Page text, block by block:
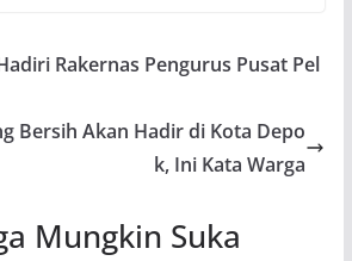
Rakernas Pengurus Pusat Pel
Bersih Akan Hadir di Kota Depo
k, Ini Kata Warga
Mungkin Suka